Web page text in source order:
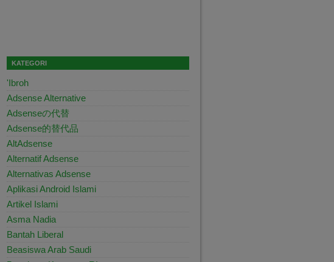
KATEGORI
'Ibroh
Adsense Alternative
Adsenseの代替
Adsense的替代品
AltAdsense
Alternatif Adsense
Alternativas Adsense
Aplikasi Android Islami
Artikel Islami
Asma Nadia
Bantah Liberal
Beasiswa Arab Saudi